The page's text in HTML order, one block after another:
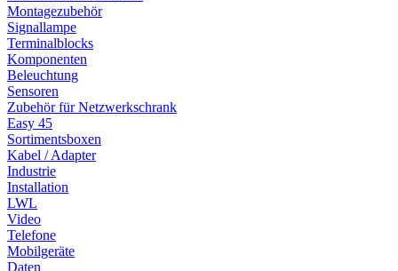
Montagezubehör
Signallampe
Terminalblocks
Komponenten
Beleuchtung
Sensoren
Zubehör für Netzwerkschrank
Easy 45
Sortimentsboxen
Kabel / Adapter
Industrie
Installation
LWL
Video
Telefone
Mobilgeräte
Daten